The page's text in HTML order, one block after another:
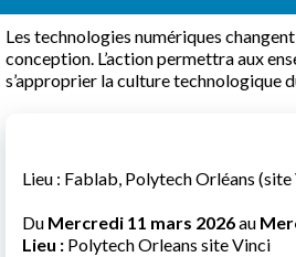
Les technologies numériques
conception. L’action permettra aux
s’approprier la culture technologique
Lieu : Fablab, Polytech Orléans
Du Mercredi 11 mars 2026au
Lieu :Polytech Orleans site Vinci